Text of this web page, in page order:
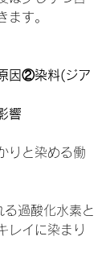
ます。
因②染料(ジア
響
りと染める働
過酸化水素と
レイに染まり